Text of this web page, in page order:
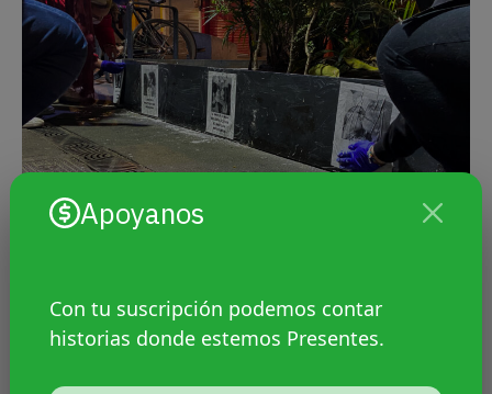
Apoyanos
Con tu suscripción podemos contar
historias donde estemos Presentes.
El código de conducta de Six Flags México no
menciona en ningún inciso que los besos entre